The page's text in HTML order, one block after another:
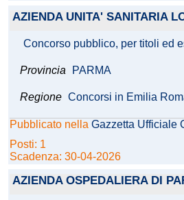
AZIENDA UNITA' SANITARIA
Concorso pubblico, per titoli ed
Provincia PARMA
Regione Concorsi in Emilia
Pubblicato nella Gazzetta Ufficiale
Posti: 1
Scadenza: 30-04-2026
AZIENDA OSPEDALIERA DI